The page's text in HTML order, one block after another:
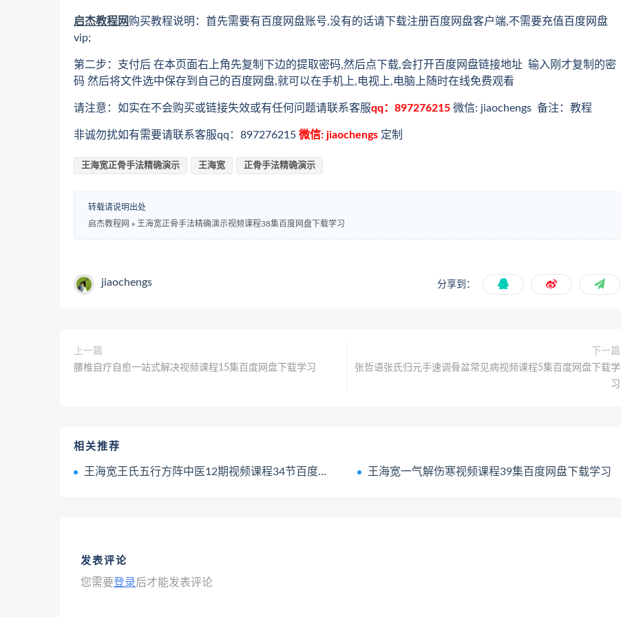
启杰教程网购买教程说明：首先需要有百度网盘账号,没有的话请下载注册百度网盘客户端,不需要充值百度网盘
vip;
第二步：支付后 在本页面右上角先复制下边的提取密码,然后点下载,会打开百度网盘链接地址 输入刚才复制的密
码 然后将文件选中保存到自己的百度网盘,就可以在手机上,电视上,电脑上随时在线免费观看
请注意：如实在不会购买或链接失效或有任何问题请联系客服qq：897276215 微信: jiaochengs 备注：教程
非诚勿扰如有需要请联系客服qq：897276215 微信: jiaochengs 定制
王海宽正骨手法精确演示 王海宽 正骨手法精确演示
转载请说明出处
启杰教程网 » 王海宽正骨手法精确演示视频课程38集百度网盘下载学习
jiaochengs 分享到：
上一篇
腰椎自疗自愈一站式解决视频课程15集百度网盘下载学习
下一篇
张哲语张氏归元手速调骨盆常见病视频课程5集百度网盘下载学
习
相关推荐
王海宽王氏五行方阵中医12期视频课程34节百度网盘下载学习 王海宽一气解伤寒视频课程39集百度网盘下载学习
发表评论
您需要登录后才能发表评论